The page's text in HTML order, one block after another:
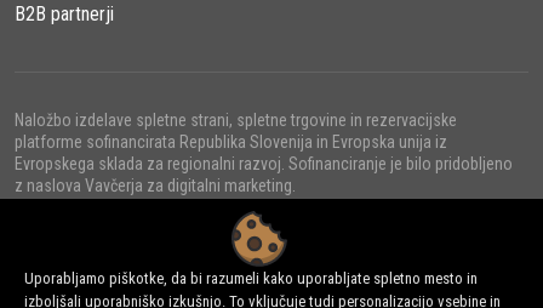
Uporabljamo piškotke, da bi razumeli kako uporabljate spletno mesto in
izboljšali uporabniško izkušnjo. To vključuje tudi personalizacijo vsebine in
B2B partnerji
Naložbo izdelave spletne strani, spletne trgovine in rezervacijske
platforme sofinancirata Republika Slovenija in Evropska unija iz
Evropskega sklada za regionalni razvoj. Sofinanciranje je bilo pridobljeno
z naslova Vavčerja za digitalni marketing.